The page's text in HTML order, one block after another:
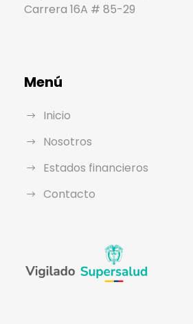
Carrera 16A # 85-29
Menú
Inicio
Nosotros
Estados financieros
Contacto